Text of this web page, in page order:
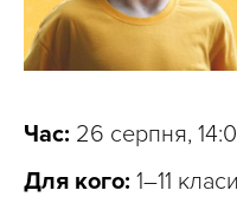
Час: 26 серпня,
Для кого: 1–11 класи